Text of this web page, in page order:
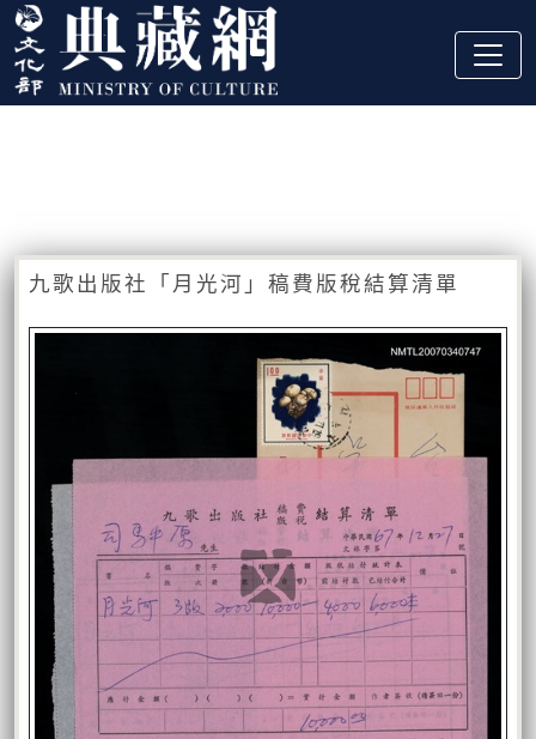
跳到主要內容
:::
九歌出版社「月光河」稿費版稅結算清單